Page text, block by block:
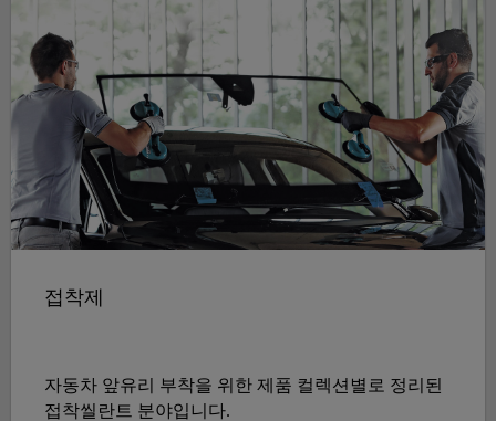
접착제
자동차 앞유리 부착을 위한 제품 컬렉션별로 정리된
접착씰란트 분야입니다.